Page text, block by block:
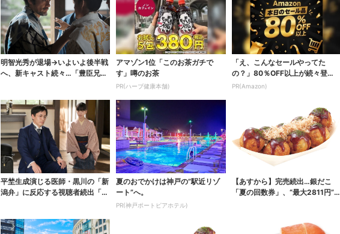
明智光秀が退場→いよいよ後半戦
へ、新キャスト続々…「豊臣兄
アマゾン1位「このお茶ガチで
す」噂のお茶
PR(ハーブ健康本舗)
「え、こんなセールやってた
の？」80％OFF以上が続々登
場！Amazonの本気が...
PR(Amazon)
平埜生成演じる医師・黒川の「新
潟弁」に反応する視聴者続出「グ
夏のおでかけは神戸の”駅近リゾ
ート”へ。
PR(神戸ポートピアホテル)
【あすから】完売続出…銀だこ
「夏の回数券」、“最大2811円”お